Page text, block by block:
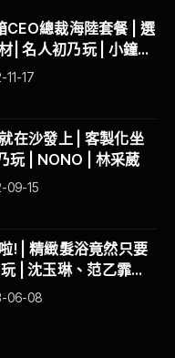
CEO總裁海陸套餐 | 選
| 名人初乃玩 | 小鐘、
11-17
在沙發上 | 客製化坐
玩 | NONO | 林采葳
09-15
! | 精緻髮浴竟然只要
| 沈玉琳、范乙霏
會館
06-08